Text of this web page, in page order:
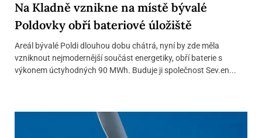
Na Kladně vznikne na místě bývalé
Poldovky obří bateriové úložiště
Areál bývalé Poldi dlouhou dobu chátrá, nyní by zde měla
vzniknout nejmodernější součást energetiky, obří baterie s
výkonem úctyhodných 90 MWh. Buduje ji společnost Sev.en...